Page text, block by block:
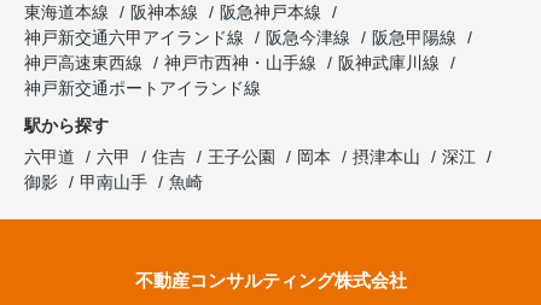
東海道本線
阪神本線
阪急神戸本線
神戸新交通六甲アイランド線
阪急今津線
阪急甲陽線
神戸高速東西線
神戸市西神・山手線
阪神武庫川線
神戸新交通ポートアイランド線
駅から探す
六甲道
六甲 住吉 王子公園 岡本 摂津本山
深江
御影
甲南山手 魚崎
不動産コンサルティング株式会社